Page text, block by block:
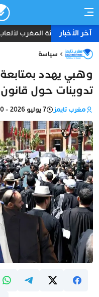
آخر الأخباربعثة المغرب لألعاب القوى في
سياسة
وهبي يهدد
تدوينات حول قانون
مغرب تايمز 7 يوليو 2026 - 14:20